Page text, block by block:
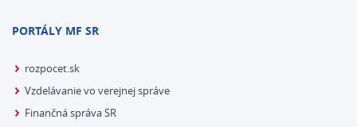
PORTÁLY MF SR
rozpocet.sk
Vzdelávanie vo verejnej správe
Finančná správa SR